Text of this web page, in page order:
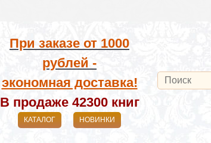
При заказе от 1000
рублей -
экономная доставка!
В продаже 42300 книг
КАТАЛОГ НОВИНКИ